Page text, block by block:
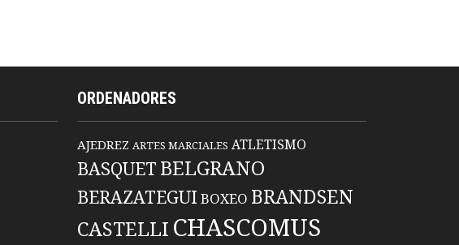
ORDENADORES
AJEDREZ ARTES MARCIALES ATLETISMO
BASQUET BELGRANO
BERAZATEGUIBOXEO BRANDSEN
CASTELLI CHASCOMUS